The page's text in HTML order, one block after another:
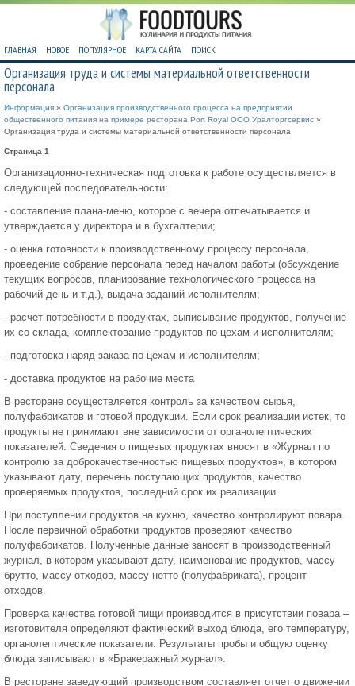
ГЛАВНАЯ НОВОЕ ПОПУЛЯРНОЕ КАРТА САЙТА ПОИСК
Организация труда и системы материальной ответственности
персонала
Информация » Организация производственного процесса на предприятии
общественного питания на примере ресторана Port Royal ООО Уралторгсервис »
Организация труда и системы материальной ответственности персонала
Страница 1
Организационно-техническая подготовка к работе осуществляется в
следующей последовательности:
- составление плана-меню, которое с вечера отпечатывается и
утверждается у директора и в бухгалтерии;
- оценка готовности к производственному процессу персонала,
проведение собрание персонала перед началом работы (обсуждение
текущих вопросов, планирование технологического процесса на
рабочий день и т.д.), выдача заданий исполнителям;
- расчет потребности в продуктах, выписывание продуктов, получение
их со склада, комплектование продуктов по цехам и исполнителям;
- подготовка наряд-заказа по цехам и исполнителям;
- доставка продуктов на рабочие места
В ресторане осуществляется контроль за качеством сырья,
полуфабрикатов и готовой продукции. Если срок реализации истек, то
продукты не принимают вне зависимости от органолептических
показателей. Сведения о пищевых продуктах вносят в «Журнал по
контролю за доброкачественностью пищевых продуктов», в котором
указывают дату, перечень поступающих продуктов, качество
проверяемых продуктов, последний срок их реализации.
При поступлении продуктов на кухню, качество контролируют повара.
После первичной обработки продуктов проверяют качество
полуфабрикатов. Полученные данные заносят в производственный
журнал, в котором указывают дату, наименование продуктов, массу
брутто, массу отходов, массу нетто (полуфабриката), процент
отходов.
Проверка качества готовой пищи производится в присутствии повара –
изготовителя определяют фактический выход блюда, его температуру,
органолептические показатели. Результаты пробы и общую оценку
блюда записывают в «Бракеражный журнал».
В ресторане заведующий производством составляет отчет о движении